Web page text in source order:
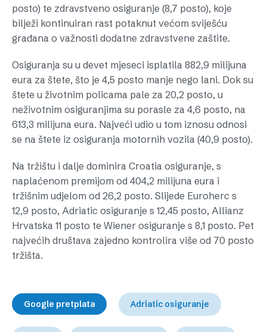
posto) te zdravstveno osiguranje (8,7 posto), koje
bilježi kontinuiran rast potaknut većom sviješću
građana o važnosti dodatne zdravstvene zaštite.
Osiguranja su u devet mjeseci isplatila 882,9 milijuna
eura za štete, što je 4,5 posto manje nego lani. Dok su
štete u životnim policama pale za 20,2 posto, u
neživotnim osiguranjima su porasle za 4,6 posto, na
613,3 milijuna eura. Najveći udio u tom iznosu odnosi
se na štete iz osiguranja motornih vozila (40,9 posto).
Na tržištu i dalje dominira Croatia osiguranje, s
naplaćenom premijom od 404,2 milijuna eura i
tržišnim udjelom od 26,2 posto. Slijede Euroherc s
12,9 posto, Adriatic osiguranje s 12,45 posto, Allianz
Hrvatska 11 posto te Wiener osiguranje s 8,1 posto. Pet
najvećih društava zajedno kontrolira više od 70 posto
tržišta.
Google pretplata Adriatic osiguranje